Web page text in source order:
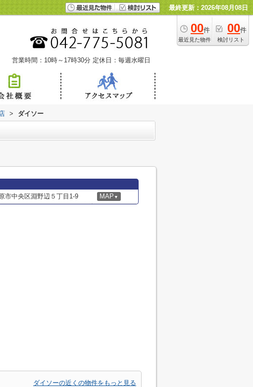
最終更新：2026年08月08日
00件
最近見た物件
00件
検討リスト
営業時間：10時～17時30分 定休日：毎週水曜日
> ダイソー
市中央区淵野辺５丁目1-9 MAP ▼
ダイソーの近くの物件をもっと見る